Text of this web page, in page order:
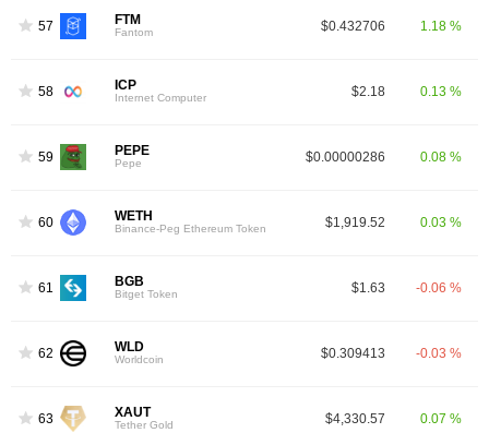
57 FTM
Fantom $0.432706 1.18 %
58 ICP
Internet Computer $2.18 0.13 %
59 PEPE
Pepe $0.00000286 0.08 %
60 WETH
Binance-Peg Ethereum Token $1,919.52 0.03 %
61 BGB
Bitget Token $1.63 -0.06 %
62 WLD
Worldcoin $0.309413 -0.03 %
63 XAUT
Tether Gold $4,330.57 0.07 %